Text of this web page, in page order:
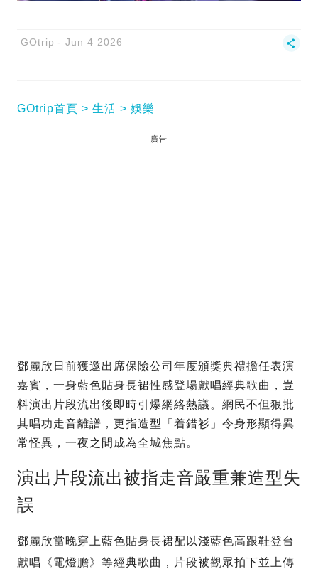
GOtrip Jun 4 2026
GOtrip首頁 生活 娛樂
廣告
鄧麗欣日前獲邀出席保險公司年度頒獎典禮擔任表演
嘉賓，一身藍色貼身長裙性感登場獻唱經典歌曲，豈
料演出片段流出後即時引爆網絡熱議。網民不但狠批
其唱功走音離譜，更指造型「着錯衫」令身形顯得異
常怪異，一夜之間成為全城焦點。
演出片段流出被指走音嚴重兼造型失
誤
鄧麗欣當晚穿上藍色貼身長裙配以淺藍色高跟鞋登台
獻唱《電燈膽》等經典歌曲，片段被觀眾拍下並上傳